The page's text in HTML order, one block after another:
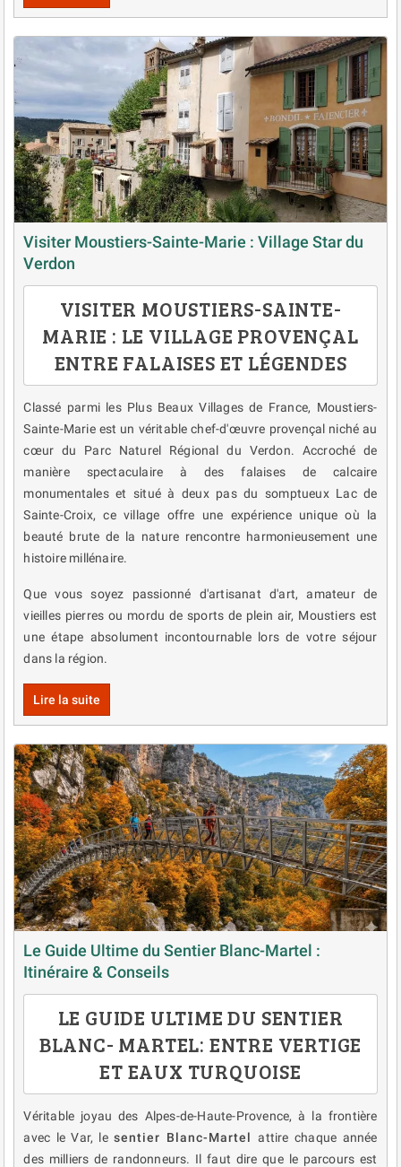
Visiter Moustiers-Sainte-Marie : Village Star du
Verdon
VISITER MOUSTIERS-SAINTE-
MARIE : LE VILLAGE PROVENÇAL
ENTRE FALAISES ET LÉGENDES
Classé parmi les Plus Beaux Villages de France, Moustiers-
Sainte-Marie est un véritable chef-d'œuvre provençal niché au
cœur du Parc Naturel Régional du Verdon. Accroché de
manière spectaculaire à des falaises de calcaire
monumentales et situé à deux pas du somptueux Lac de
Sainte-Croix, ce village offre une expérience unique où la
beauté brute de la nature rencontre harmonieusement une
histoire millénaire.
Que vous soyez passionné d'artisanat d'art, amateur de
vieilles pierres ou mordu de sports de plein air, Moustiers est
une étape absolument incontournable lors de votre séjour
dans la région.
Lire la suite
Le Guide Ultime du Sentier Blanc-Martel :
Itinéraire & Conseils
LE GUIDE ULTIME DU SENTIER
BLANC- MARTEL: ENTRE VERTIGE
ET EAUX TURQUOISE
Véritable joyau des Alpes-de-Haute-Provence, à la frontière
avec le Var, lesentier Blanc-Martelattire chaque année
des milliers de randonneurs. Il faut dire que le parcours est